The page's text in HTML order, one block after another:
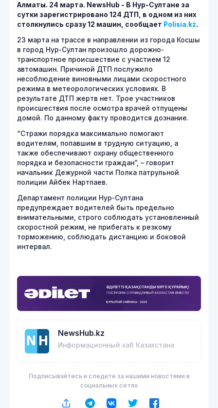
Алматы. 24 марта. NewsHub - В Нур-Султане за
сутки зарегистрировано 124 ДТП, в одном из них
столкнулись сразу 12 машин, сообщает Polisia. kz.
23 марта на трассе в направлении из города Косшы
в город Нур-Султан произошло дорожно-
транспортное происшествие с участием 12
автомашин. Причиной ДТП послужило
несоблюдение виновными лицами скоростного
режима в метеорологических условиях. В
результате ДТП жертв нет. Трое участников
происшествия после осмотра врачей отпущены
домой. По данному факту проводится дознание.
“Стражи порядка максимально помогают
водителям, попавшим в трудную ситуацию, а
также обеспечивают охрану общественного
порядка и безопасности граждан”, – говорит
начальник Дежурной части Полка патрульной
полиции Айбек Нартпаев.
Департамент полиции Нур-Султана
предупреждает водителей быть предельно
внимательными, строго соблюдать установленный
скоростной режим, не прибегать к резкому
торможению, соблюдать дистанцию и боковой
интервал.
NewsHub.kz
Информационный хаб Казахстана
Подписывайтесь и следите за нашими новостями в
социальных сетях